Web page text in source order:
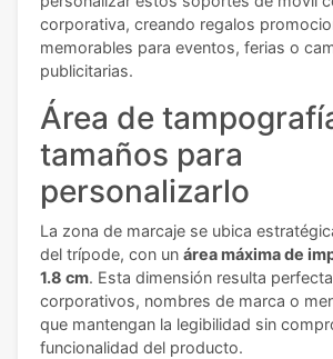
corporativa, creando regalos
memorables para eventos, ferias o
publicitarias.
Área de
tamaños para
personalizarlo
La zona de marcaje se ubica
del trípode, con un área máxima de
1.8 cm. Esta dimensión resulta
corporativos, nombres de marca o
que mantengan la legibilidad sin
funcionalidad del producto.